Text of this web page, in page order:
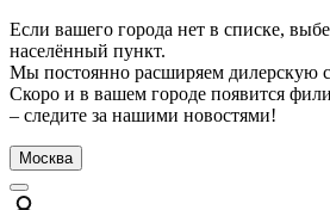
Если вашего города нет в списке,
населённый пункт.
Мы постоянно расширяем дилерскую
Скоро и в вашем городе появится
– следите за нашими новостями!
Москва